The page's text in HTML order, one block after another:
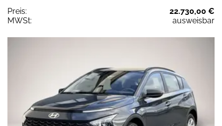
Preis:
22.730,00 €
MWSt:
ausweisbar